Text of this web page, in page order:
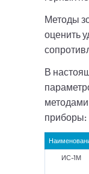
Методы
оценить
В
приборы:
ИС-1М